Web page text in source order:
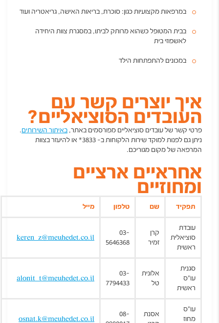
במרפאות מקצועיות כגון: סוכרת, בריאות האישה, גריאטריה ועוד
בבית המטופל כשהוא מרותק לביתו, במסגרת צוות היחידה
לאשפוזי בית
במכונים להתפתחות הילד
איך יוצרים קשר עם
העובדים הסוציאליים?
פרטי קשר של עובדים סוציאליים מפורסמים באתר, באיתור השירותים.
ניתן גם לפנות למוקד שירות הלקוחות ב- 3833* או להיעזר בצוות
המרפאה של מקום מגוריכם.
אחראיים ארציים
ומחוזיים
תפקיד שם טלפון מייל
עובדת
סוציאלית
ראשית
קרן
זמיר
03-
5646368
keren_z@meuhedet.co.il
סגנית
עו"ס
ראשית
אלונית
טל
03-
7794433
alonit_t@meuhedet.co.il
עו"ס
מחוז
אסנת
08-
osnat.k@meuhedet.co.il